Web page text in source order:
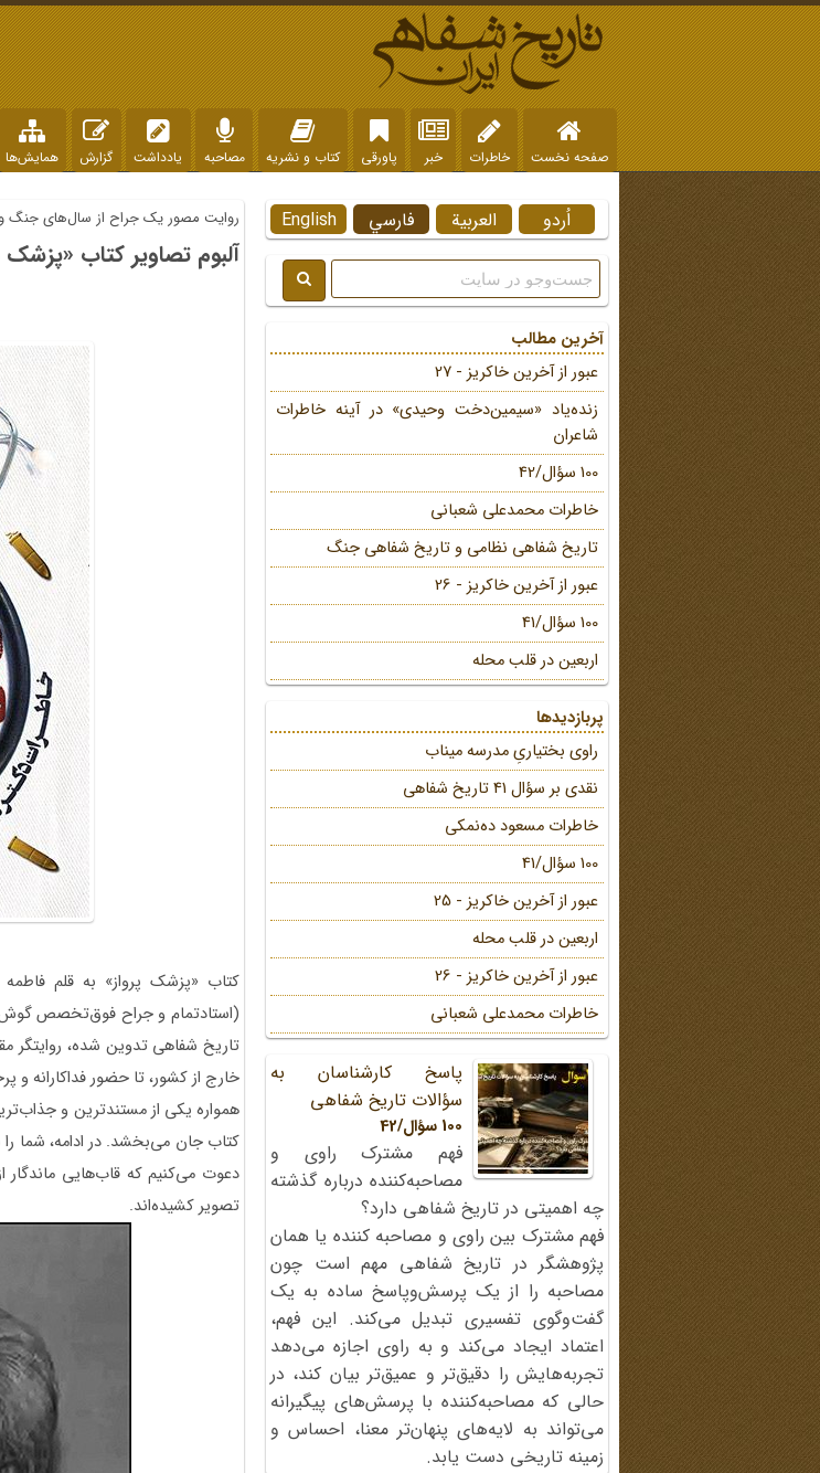
صفحه نخست خاطرات خبر پاورقی کتاب و نشریه مصاحبه یادداشت گزارش همایش‌ها
روایت مصور یک جراح از سال‌های جنگ
آلبوم تصاویر کتاب «پزشک
کتاب «پزشک پرواز» به قلم
(استادتمام و جراح فوق‌تخصص گوش
تاریخ شفاهی تدوین شده،
خارج از کشور، تا حضور فداکارانه
همواره یکی از مستندترین و
کتاب جان می‌بخشد. در ادامه، شما
دعوت می‌کنیم که قاب‌هایی ماندگار
تصویر کشیده‌اند.
English فارسي العربية اُردو
آخرین مطالب
عبور از آخرین خاکریز - 27
زنده‌یاد «سیمین‌دخت وحیدی» در آینه خاطرات
شاعران
100 سؤال/42
خاطرات محمد‌علی شعبانی
تاریخ شفاهی نظامی و تاریخ شفاهی جنگ
عبور از آخرین خاکریز - 26
100 سؤال/41
اربعین در قلب محله
پربازدیدها
راوی بختیاریِ مدرسه میناب
نقدی بر سؤال 41 تاریخ شفاهی
خاطرات مسعود ده‌نمکی
100 سؤال/41
عبور از آخرین خاکریز - 25
اربعین در قلب محله
عبور از آخرین خاکریز - 26
خاطرات محمد‌علی شعبانی
پاسخ کارشناسان به
سؤالات تاریخ شفاهی
100 سؤال/42
فهم مشترک راوی و
مصاحبه‌کننده درباره گذشته
چه اهمیتی در تاریخ شفاهی دارد؟
فهم مشترک بین راوی و مصاحبه کننده یا همان
پژوهشگر در تاریخ شفاهی مهم است چون
مصاحبه را از یک پرسش‌وپاسخ ساده به یک
گفت‌وگوی تفسیری تبدیل می‌کند. این فهم،
اعتماد ایجاد می‌کند و به راوی اجازه می‌دهد
تجربه‌هایش را دقیق‌تر و عمیق‌تر بیان کند، در
حالی که مصاحبه‌کننده با پرسش‌های پیگیرانه
می‌تواند به لایه‌های پنهان‌تر معنا، احساس و
زمینه تاریخی دست یابد.